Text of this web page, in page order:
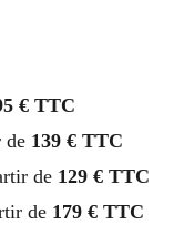
€ TTC
de 139 € TTC
de 129 € TTC
de 179 € TTC